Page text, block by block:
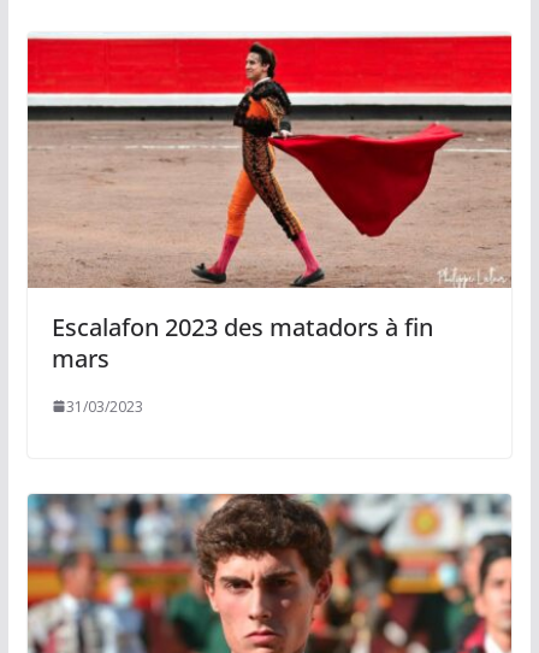
Escalafon 2023 des matadors à fin
mars
31/03/2023